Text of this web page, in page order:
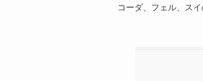
コーダ、フェル、ス